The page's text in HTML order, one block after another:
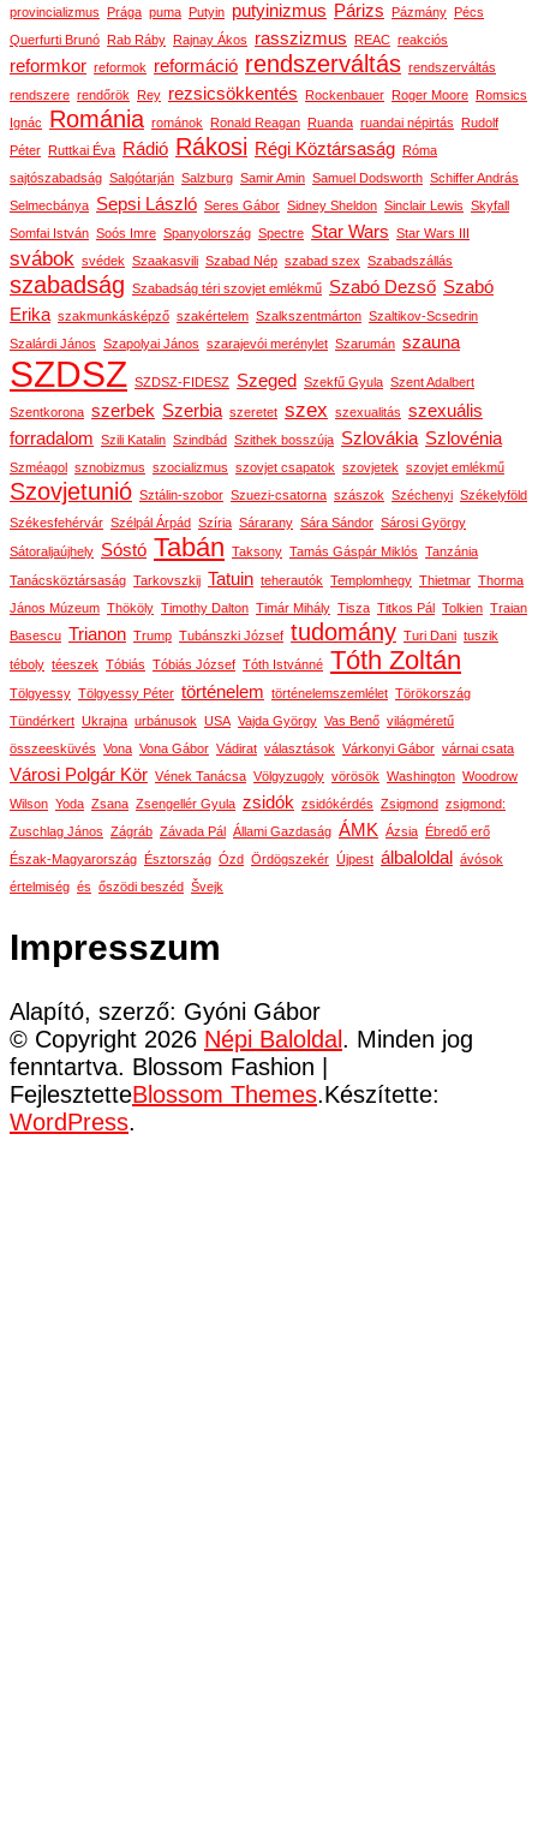
provincializmus
Prága puma Putyin putyinizmus Párizs Pázmány
Pécs
Querfurti Brunó
Rab Ráby Rajnay Ákos rasszizmus REAC reakciós
reformkor reformok reformáció rendszerváltás rendszerváltás
rendszere rendőrök Rey rezsicsökkentés Rockenbauer Roger Moore
Romsics
Ignác
Románia románok Ronald Reagan Ruanda ruandai népirtás
Rudolf
Péter
Ruttkai Éva Rádió Rákosi Régi Köztársaság
Róma
sajtószabadság Salgótarján Salzburg Samir Amin Samuel Dodsworth Schiffer András
Selmecbánya Sepsi László Seres Gábor Sidney Sheldon Sinclair Lewis Skyfall
Somfai István Soós Imre Spanyolország Spectre Star Wars Star Wars III
svábok svédek Szaakasvili Szabad Nép szabad szex Szabadszállás
szabadság Szabadság téri szovjet emlékmű Szabó Dezső Szabó
Erika szakmunkásképző szakértelem Szalkszentmárton Szaltikov-Scsedrin
Szalárdi János Szapolyai János szarajevói merénylet Szarumán szauna
SZDSZ SZDSZ-FIDESZ Szeged Szekfű Gyula Szent Adalbert
Szentkorona szerbek Szerbia szeretet szex szexualitás szexuális
forradalom Szili Katalin Szindbád Szithek bosszúja Szlovákia Szlovénia
Szméagol sznobizmus szocializmus szovjet csapatok szovjetek szovjet emlékmű
Szovjetunió Sztálin-szobor Szuezi-csatorna szászok Széchenyi Székelyföld
Székesfehérvár Szélpál Árpád Szíria Sárarany Sára Sándor Sárosi György
Sátoraljaújhely Sóstó Tabán Taksony Tamás Gáspár Miklós Tanzánia
Tanácsköztársaság Tarkovszkij Tatuin teherautók Templomhegy Thietmar Thorma
János Múzeum Thököly Timothy Dalton Timár Mihály Tisza Titkos Pál Tolkien Traian
Basescu Trianon Trump Tubánszki József tudomány Turi Dani tuszik
téboly téeszek Tóbiás Tóbiás József Tóth Istvánné Tóth Zoltán
Tölgyessy Tölgyessy Péter történelem történelemszemlélet Törökország
Tündérkert Ukrajna urbánusok USA Vajda György Vas Benő világméretű
összeesküvés Vona Vona Gábor Vádirat választások Várkonyi Gábor várnai csata
Városi Polgár Kör Vének Tanácsa Völgyzugoly vörösök Washington Woodrow
Wilson Yoda Zsana Zsengellér Gyula zsidók zsidókérdés Zsigmond zsigmond:
Zuschlag János Zágráb Závada Pál Állami Gazdaság ÁMK Ázsia
Ébredő erő
Észak-Magyarország
Észtország Ózd Ördögszekér Újpest álbaloldal
ávósok
értelmiség és őszödi beszéd Švejk
Impresszum
Alapító, szerző: Gyóni Gábor
© Copyright 2026 Népi Baloldal . Minden jog
fenntartva. Blossom Fashion |
FejlesztetteBlossom Themes.Készítette:
WordPress.